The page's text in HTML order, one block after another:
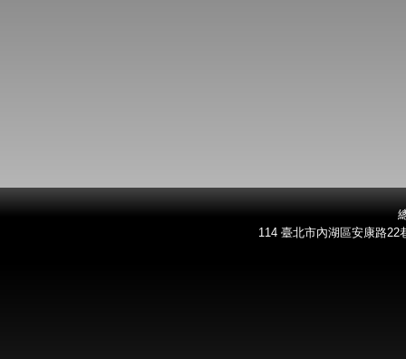
114 臺北市內湖區安康路22